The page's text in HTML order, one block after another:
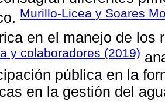
Murillo-Licea y Soares
en el manejo de
y colaboradores (2019)
pública en la
en la gestión del